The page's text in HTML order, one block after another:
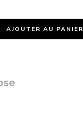
AJOUTER AU PANIER